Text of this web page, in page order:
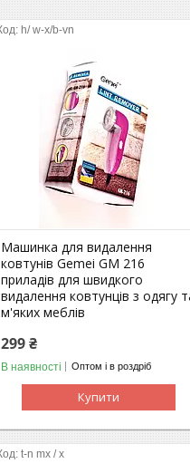
h/ w-x/b-vn
Машинка для видалення
ковтунів Gemei GM 216
приладів для швидкого
видалення ковтунців з одягу
м'яких меблів
299 ₴
В наявності Оптом і в роздріб
Купити
t-n mx / х